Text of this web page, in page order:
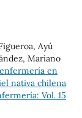
Ayú
Mariano
en
nativa chilena
Vol. 15